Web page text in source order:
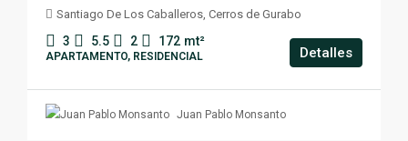
Santiago De Los Caballeros, Cerros de Gurabo
3 5.5 2 172 mt²
APARTAMENTO, RESIDENCIAL Detalles
Juan Pablo Monsanto